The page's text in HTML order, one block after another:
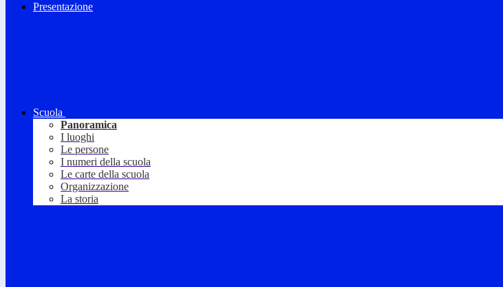
Presentazione
Scuola
Panoramica
I luoghi
Le persone
I numeri della scuola
Le carte della scuola
Organizzazione
La storia